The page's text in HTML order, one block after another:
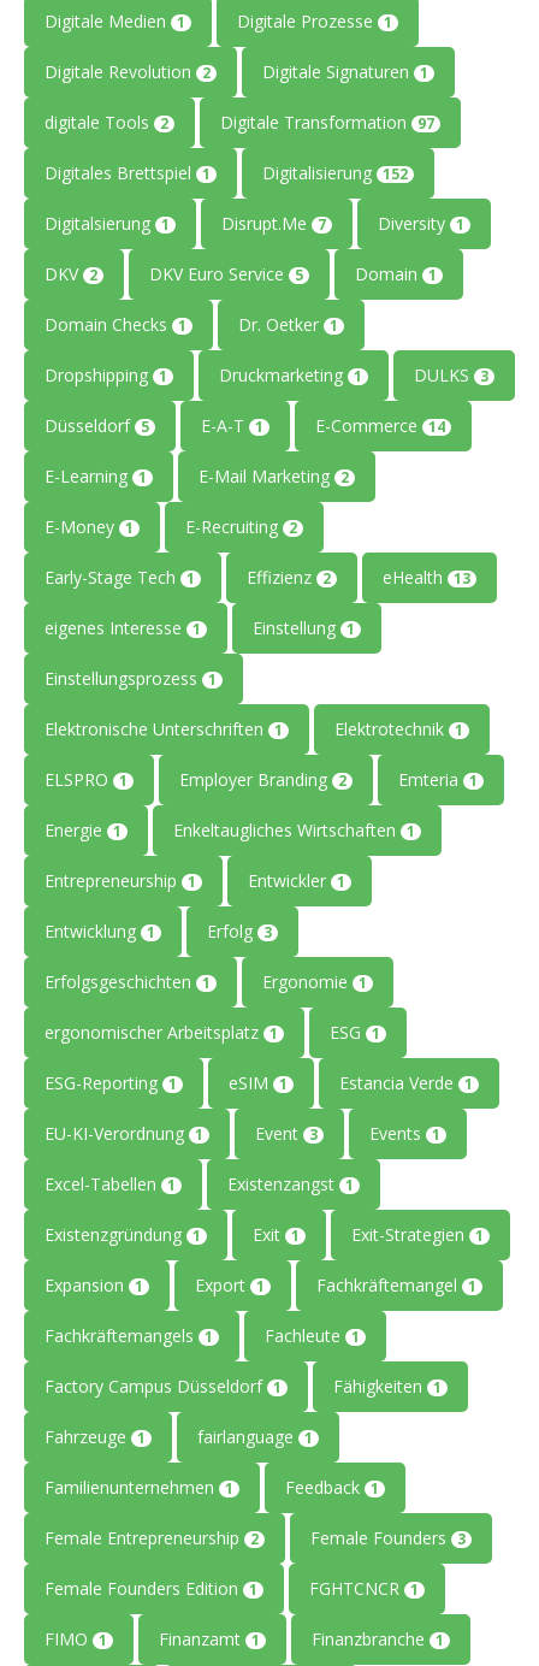
Digitale Medien 1 Digitale Prozesse 1
Digitale Revolution 2 Digitale Signaturen 1
digitale Tools 2 Digitale Transformation 97
Digitales Brettspiel 1 Digitalisierung 152
Digitalsierung 1 Disrupt.Me 7 Diversity 1
DKV 2 DKV Euro Service 5 Domain 1
Domain Checks 1 Dr. Oetker 1
Dropshipping 1 Druckmarketing 1 DULKS 3
Düsseldorf 5 E-A-T 1 E-Commerce 14
E-Learning 1 E-Mail Marketing 2
E-Money 1 E-Recruiting 2
Early-Stage Tech 1 Effizienz 2 eHealth 13
eigenes Interesse 1 Einstellung 1
Einstellungsprozess 1
Elektronische Unterschriften 1 Elektrotechnik 1
ELSPRO 1 Employer Branding 2 Emteria 1
Energie 1 Enkeltaugliches Wirtschaften 1
Entrepreneurship 1 Entwickler 1
Entwicklung 1 Erfolg 3
Erfolgsgeschichten 1 Ergonomie 1
ergonomischer Arbeitsplatz 1 ESG 1
ESG-Reporting 1 eSIM 1 Estancia Verde 1
EU-KI-Verordnung 1 Event 3 Events 1
Excel-Tabellen 1 Existenzangst 1
Existenzgründung 1 Exit 1 Exit-Strategien 1
Expansion 1 Export 1 Fachkräftemangel 1
Fachkräftemangels 1 Fachleute 1
Factory Campus Düsseldorf 1 Fähigkeiten 1
Fahrzeuge 1 fairlanguage 1
Familienunternehmen 1 Feedback 1
Female Entrepreneurship 2 Female Founders 3
Female Founders Edition 1 FGHTCNCR 1
FIMO 1 Finanzamt 1 Finanzbranche 1